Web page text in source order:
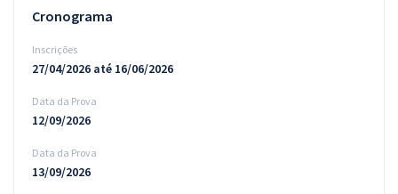
Cronograma
Inscrições
27/04/2026 até 16/06/2026
Data da Prova
12/09/2026
Data da Prova
13/09/2026